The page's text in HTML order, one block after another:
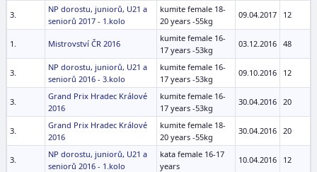
3.
NP dorostu, juniorů, U21 a
seniorů 2017 - 1.kolo
kumite female 18-
20 years -55kg
09.04.2017 12
1. Mistrovství ČR 2016
kumite female 16-
17 years -53kg
03.12.2016 48
3.
NP dorostu, juniorů, U21 a
seniorů 2016 - 3.kolo
kumite female 16-
17 years -53kg
09.10.2016 12
3.
Grand Prix Hradec Králové
2016
kumite female 16-
17 years -53kg
30.04.2016 20
3.
Grand Prix Hradec Králové
2016
kumite female 18-
20 years -55kg
30.04.2016 20
3.
NP dorostu, juniorů, U21 a
seniorů 2016 - 1.kolo
kata female 16-17
years
10.04.2016 12